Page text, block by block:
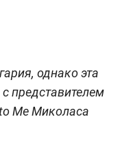
однако эта
представителем
Me Миколаса